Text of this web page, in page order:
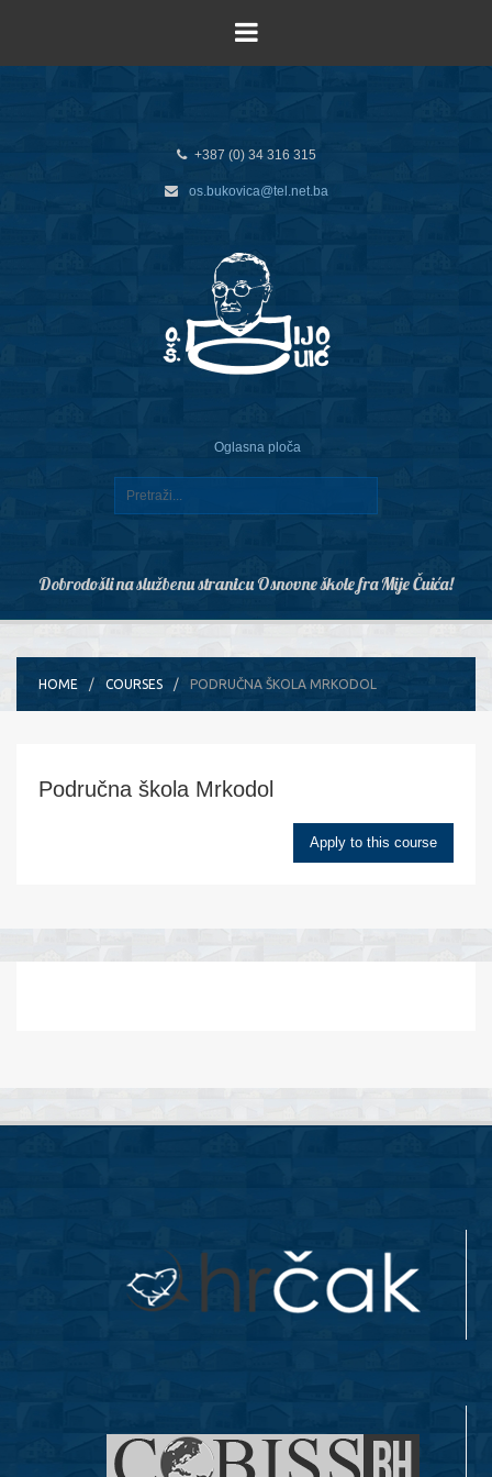
+387 (0) 34 316 315
os.bukovica@tel.net.ba
Oglasna ploča
Dobrodošli na službenu stranicu Osnovne škole fra Mije Čuića!
HOME COURSES PODRUČNA ŠKOLA MRKODOL
Područna škola Mrkodol
Apply to this course